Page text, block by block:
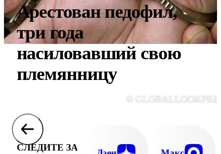
Арестован педофил,
три года
насиловавший свою
племянницу
©
СЛЕДИТЕ ЗА